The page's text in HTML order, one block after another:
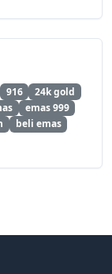
916
24k gold
emas 999
beli emas